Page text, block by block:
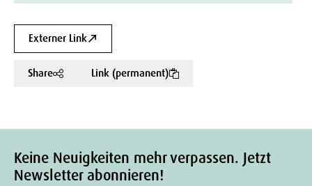
Externer Link
Share Link (permanent)
Keine Neuigkeiten mehr verpassen. Jetzt
Newsletter abonnieren!